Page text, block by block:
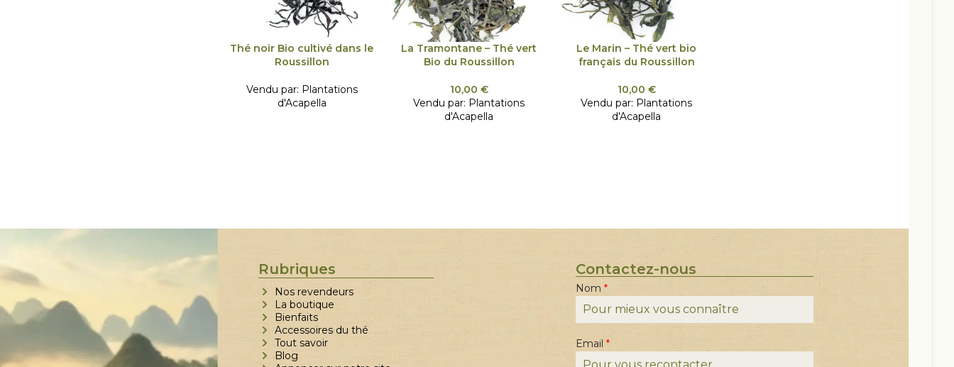
Thé noir Bio cultivé dans le
Roussillon
Vendu par: Plantations
d'Acapella
La Tramontane – Thé vert
Bio du Roussillon
10,00 €
Vendu par: Plantations
d'Acapella
Le Marin – Thé vert bio
français du Roussillon
10,00 €
Vendu par: Plantations
d'Acapella
Rubriques
Nos revendeurs
La boutique
Bienfaits
Accessoires du thé
Tout savoir
Blog
Contactez-nous
Nom*
Email*